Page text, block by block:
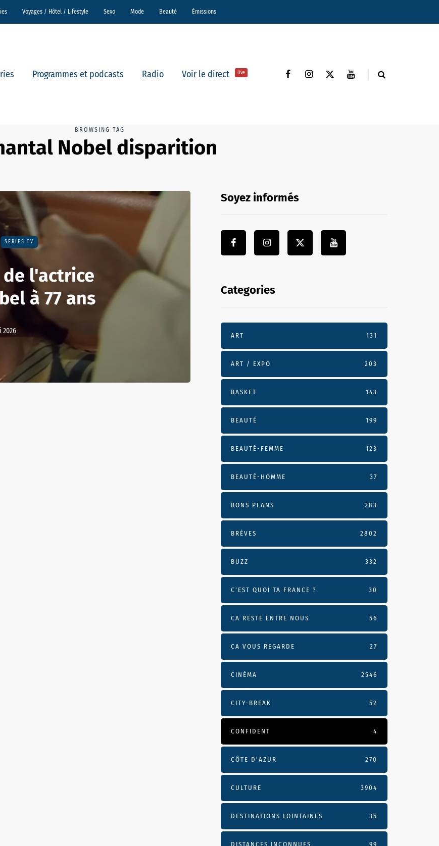
Voyages / Hôtel / Lifestyle Sexo Mode Beauté Émissions
Programmes et podcasts Radio Voir le direct live
BROWSING TAG
Nobel disparition
SÉRIES TV
l'actrice
à 77 ans
2026
Soyez informés
Categories
ART 131
ART / EXPO 203
BASKET 143
BEAUTÉ 199
BEAUTÉ-FEMME 123
BEAUTÉ-HOMME 37
BONS PLANS 283
BRÈVES 2802
BUZZ 332
C'EST QUOI TA FRANCE ? 30
CA RESTE ENTRE NOUS 56
CA VOUS REGARDE 27
CINÉMA 2546
CITY-BREAK 52
CONFIDENT 4
CÔTE D’AZUR 270
CULTURE 3904
DESTINATIONS LOINTAINES 35
DISTANCES INCONNUES 99